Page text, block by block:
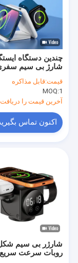
چندین دستگاه
شارژ بی سیم
قیمت:قابل مذاکره
MOQ:1
آخرین قیمت را دریافت
اکنون تماس
شارژر بی سیم
روبات سرعت سریع